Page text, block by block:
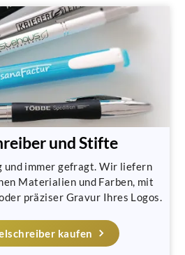
und Stifte
und immer gefragt. Wir liefern
Materialien und Farben, mit
präziser Gravur Ihres Logos.
kaufen